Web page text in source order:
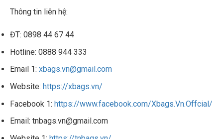
Thông tin liên hệ:
ĐT: 0898 44 67 44
Hotline: 0888 944 333
Email 1: xbags.vn@gmail.com
Website: https://xbags.vn/
Facebook 1: https://www.facebook.com/Xbags.Vn.Offcial/
Email: tnbags.vn@gmail.com